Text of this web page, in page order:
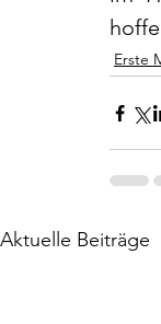
Erste
Aktuelle Beiträge